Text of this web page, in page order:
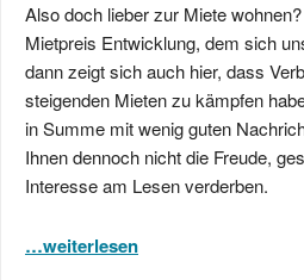
Also doch lieber zur Miete
Mietpreis Entwicklung, dem sich
dann zeigt sich auch hier, dass
steigenden Mieten zu kämpfen
in Summe mit wenig guten
Ihnen dennoch nicht die Freude,
Interesse am Lesen verderben.
…weiterlesen